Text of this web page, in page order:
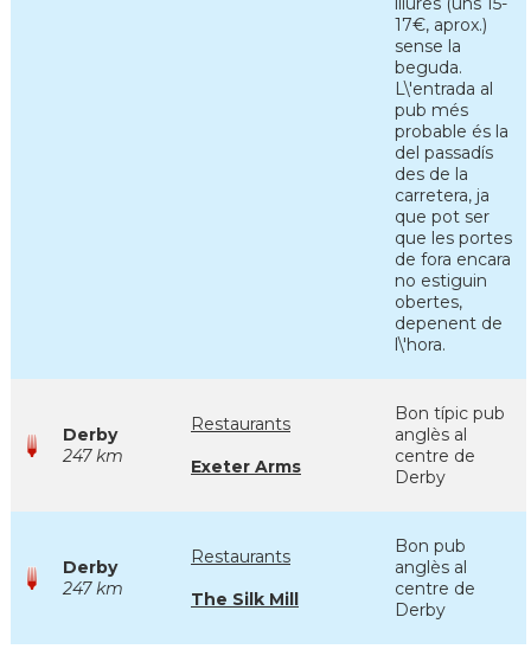
17€, aprox.)
sense la
beguda.
L\'entrada al
pub més
probable és la
del passadís
des de la
carretera, ja
que pot ser
que les portes
de fora encara
no estiguin
obertes,
depenent de
l\'hora.
Derby
247 km
Restaurants
Exeter Arms
Bon típic pub
anglès al
centre de
Derby
Derby
247 km
Restaurants
The Silk Mill
Bon pub
anglès al
centre de
Derby